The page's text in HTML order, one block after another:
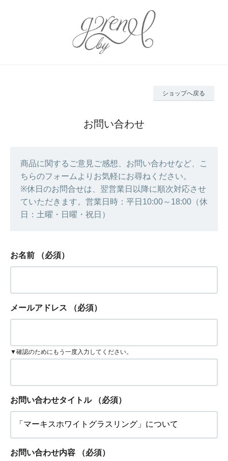
ショップへ戻る
お問い合わせ
商品に関するご意見ご感想、お問い合わせなど、こ
ちらのフォームよりお気軽にお尋ねください。
※休日のお問合せは、翌営業日以降に順次対応させ
ていただきます。営業日時：平日10:00～18:00（休
日：土曜・日曜・祝日）
お名前 （必須）
メールアドレス （必須）
▼確認のためにもう一度入力してください。
お問い合わせタイトル （必須）
お問い合わせ内容 （必須）